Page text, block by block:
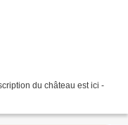
du château est ici -